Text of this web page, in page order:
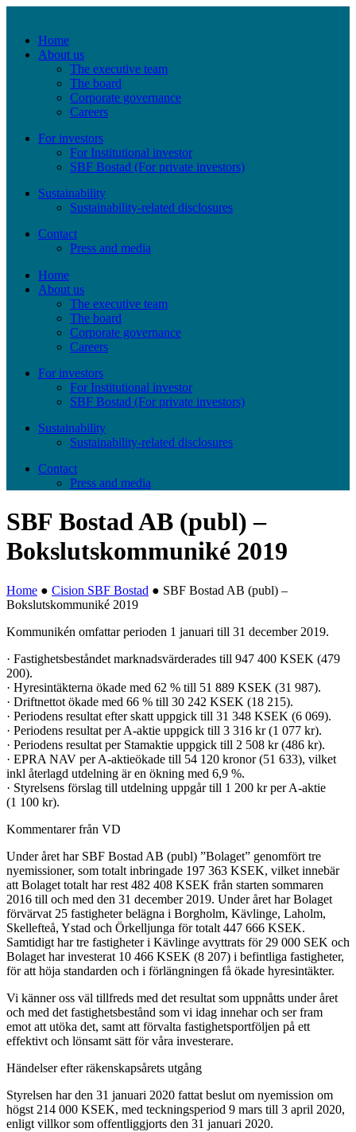
Home
About us
The executive team
The board
Corporate governance
Careers
For investors
For Institutional investor
SBF Bostad (For private investors)
Sustainability
Sustainability-related disclosures
Contact
Press and media
Home
About us
The executive team
The board
Corporate governance
Careers
For investors
For Institutional investor
SBF Bostad (For private investors)
Sustainability
Sustainability-related disclosures
Contact
Press and media
SBF Bostad AB (publ) –
Bokslutskommuniké 2019
Home ● Cision SBF Bostad ● SBF Bostad AB (publ) –
Bokslutskommuniké 2019
Kommunikén omfattar perioden 1 januari till 31 december 2019.
· Fastighetsbeståndet marknadsvärderades till 947 400 KSEK (479
200).
· Hyresintäkterna ökade med 62 % till 51 889 KSEK (31 987).
· Driftnettot ökade med 66 % till 30 242 KSEK (18 215).
· Periodens resultat efter skatt uppgick till 31 348 KSEK (6 069).
· Periodens resultat per A-aktie uppgick till 3 316 kr (1 077 kr).
· Periodens resultat per Stamaktie uppgick till 2 508 kr (486 kr).
· EPRA NAV per A-aktieökade till 54 120 kronor (51 633), vilket
inkl återlagd utdelning är en ökning med 6,9 %.
· Styrelsens förslag till utdelning uppgår till 1 200 kr per A-aktie
(1 100 kr).
Kommentarer från VD
Under året har SBF Bostad AB (publ) ”Bolaget” genomfört tre
nyemissioner, som totalt inbringade 197 363 KSEK, vilket innebär
att Bolaget totalt har rest 482 408 KSEK från starten sommaren
2016 till och med den 31 december 2019. Under året har Bolaget
förvärvat 25 fastigheter belägna i Borgholm, Kävlinge, Laholm,
Skellefteå, Ystad och Örkelljunga för totalt 447 666 KSEK.
Samtidigt har tre fastigheter i Kävlinge avyttrats för 29 000 SEK och
Bolaget har investerat 10 466 KSEK (8 207) i befintliga fastigheter,
för att höja standarden och i förlängningen få ökade hyresintäkter.
Vi känner oss väl tillfreds med det resultat som uppnåtts under året
och med det fastighetsbestånd som vi idag innehar och ser fram
emot att utöka det, samt att förvalta fastighetsportföljen på ett
effektivt och lönsamt sätt för våra investerare.
Händelser efter räkenskapsårets utgång
Styrelsen har den 31 januari 2020 fattat beslut om nyemission om
högst 214 000 KSEK, med teckningsperiod 9 mars till 3 april 2020,
enligt villkor som offentliggjorts den 31 januari 2020.